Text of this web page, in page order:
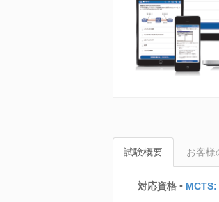
試験概要 お客様
対応資格 •